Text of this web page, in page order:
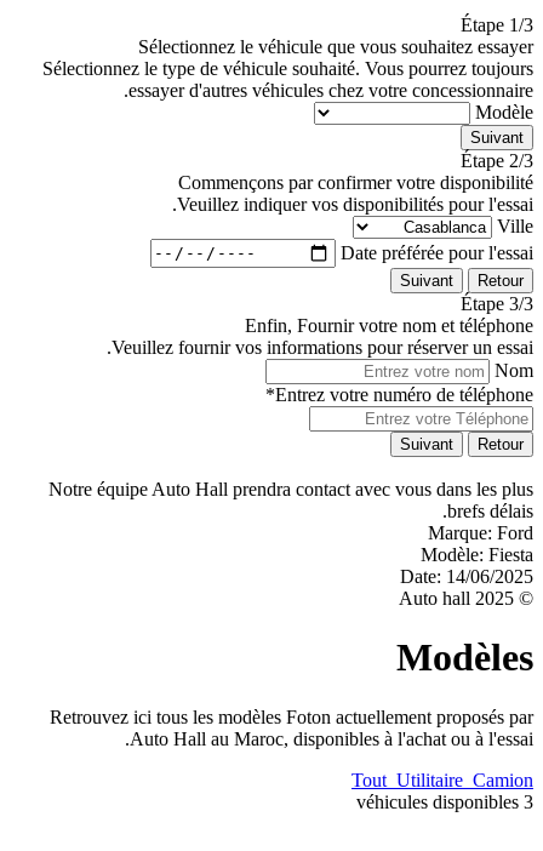
Étape 1/3
Sélectionnez le véhicule que vous souhaitez essayer
Sélectionnez le type de véhicule souhaité. Vous pourrez toujours
essayer d'autres véhicules chez votre concessionnaire.
Modèle
Suivant
Étape 2/3
Commençons par confirmer votre disponibilité
Veuillez indiquer vos disponibilités pour l'essai.
Ville
Date préférée pour l'essai
Retour
Suivant
Étape 3/3
Enfin, Fournir votre nom et téléphone
Veuillez fournir vos informations pour réserver un essai.
Nom
Entrez votre numéro de téléphone*
Retour
Suivant
Notre équipe Auto Hall prendra contact avec vous dans les plus
brefs délais.
Marque: Ford
Modèle: Fiesta
Date: 14/06/2025
© 2025 Auto hall
Modèles
Retrouvez ici tous les modèles Foton actuellement proposés par
Auto Hall au Maroc, disponibles à l'achat ou à l'essai.
Tout Utilitaire Camion
3 véhicules disponibles